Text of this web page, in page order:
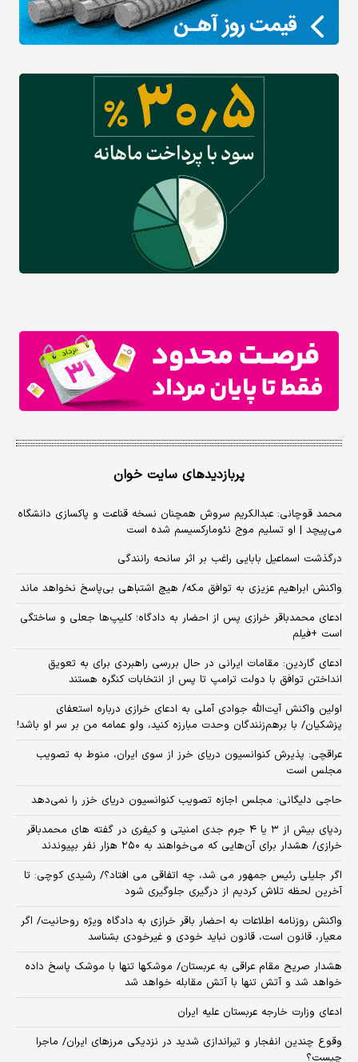
پربازدیدهای سایت خوان
محمد قوچانی: عبدالکریم سروش همچنان نسخه قناعت و پاکسازی دانشگاه
می‌پیچد | او تسلیم موج نئومارکسیسم شده است
درگذشت اسماعیل بابایی راغب بر اثر سانحه رانندگی
واکنش ابراهیم عزیزی به توافق مکه/ هیچ اشتباهی بی‌پاسخ نخواهد ماند
ادعای محمدباقر خرازی پس از احضار به دادگاه؛ کلیپ‌ها جعلی و ساختگی
است +فیلم
ادعای گاردین: مقامات ایرانی در حال بررسی راهبردی برای به تعویق
انداختن توافق با دولت ترامپ تا پس از انتخابات کنگره هستند
اولین واکنش آیت‌الله جوادی آملی به ادعای خرازی درباره استعفای
پزشکیان/ با برهم‌زنندگان وحدت مبارزه کنید، ولو عمامه من بر سر او باشد!
عراقچی: پذیرش کنوانسیون دریای خرز از سوی ایران، منوط به تصویب
مجلس است
حاجی دلیگانی: مجلس اجازه تصویب کنوانسیون دریای خزر را نمی‌دهد
ردپای بیش از ۳ یا ۴ جرم جدی امنیتی و کیفری در گفته های محمدباقر
خرازی/ هشدار برای آن‌هایی که می‌خواهند به ۲۵۰ هزار نفر بپیوندند
اگر جلیلی رئیس جمهور می شد، چه اتفاقی می افتاد؟/ رشیدی کوچی: تا
آخرین لحظه تلاش کردیم از درگیری جلوگیری شود
واکنش روزنامه اطلاعات به احضار باقر خرازی به دادگاه ویژه روحانیت/ اگر
معیار، قانون است، قانون نباید خودی و غیرخودی بشناسد
هشدار صریح مقام عراقی به عربستان/ موشکها تنها با موشک پاسخ داده
خواهد شد و آتش تنها با آتش مقابله خواهد شد
ادعای وزارت خارجه عربستان علیه ایران
وقوع چندین انفجار و تیراندازی شدید در نزدیکی مرز‌های ایران/ ماجرا
چیست؟